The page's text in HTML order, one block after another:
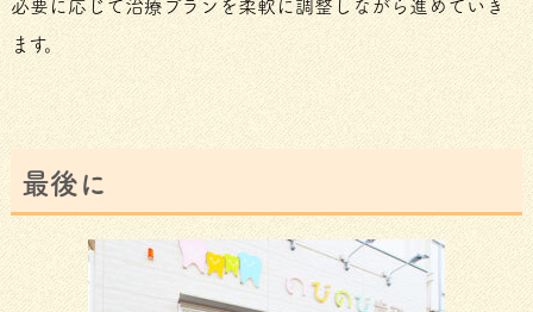
必要に応じて治療プランを柔軟に調整しながら進めていき
ます。
最後に